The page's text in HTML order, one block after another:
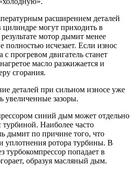
расширением деталей
могут приходить в
мотор дымит менее
исчезает. Если износ
прогревом двигатель станет
масло разжижается и
сгорания.
деталей при сильном износе уже
увеличенные зазоры.
синий дым может отдельно
Наиболее часто
дымит по причине того, что
ротора турбины. В
турбокомпрессор попадает в
образуя масляный дым.